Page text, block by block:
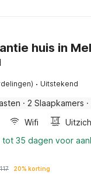
huis in
· Uitstekend
· 2 Slaapkamers ·
Wifi
tot 35 dagen voor
117 20% korting